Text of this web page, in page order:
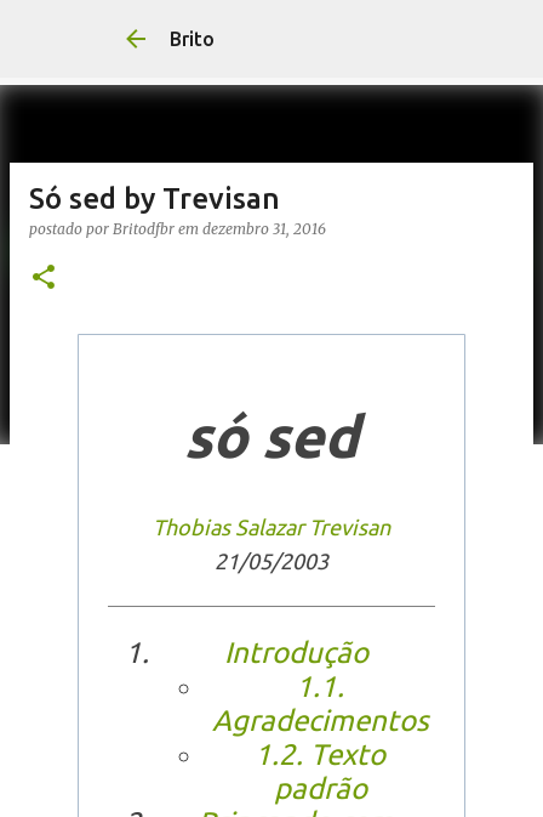
Brito
Só sed by Trevisan
postado por Britodfbr em dezembro 31, 2016
só sed
Thobias Salazar Trevisan
21/05/2003
Introdução
1.1.
Agradecimentos
1.2. Texto
padrão